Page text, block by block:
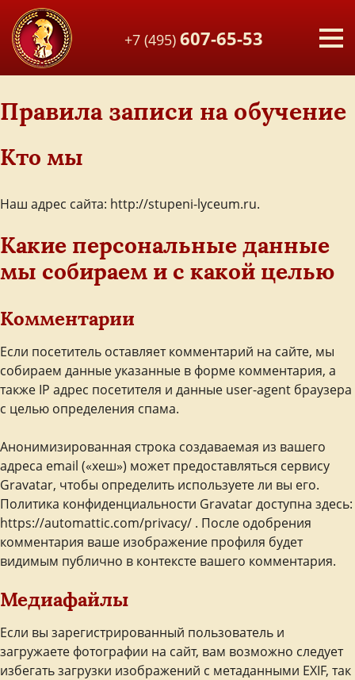
+7 (495) 607-65-53
Правила записи на обучение
Кто мы
Наш адрес сайта: http://stupeni-lyceum.ru.
Какие персональные данные
мы собираем и с какой целью
Комментарии
Если посетитель оставляет комментарий на сайте, мы
собираем данные указанные в форме комментария, а
также IP адрес посетителя и данные user-agent браузера
с целью определения спама.
Анонимизированная строка создаваемая из вашего
адреса email («хеш») может предоставляться сервису
Gravatar, чтобы определить используете ли вы его.
Политика конфиденциальности Gravatar доступна здесь:
https://automattic.com/privacy/ . После одобрения
комментария ваше изображение профиля будет
видимым публично в контексте вашего комментария.
Медиафайлы
Если вы зарегистрированный пользователь и
загружаете фотографии на сайт, вам возможно следует
избегать загрузки изображений с метаданными EXIF, так